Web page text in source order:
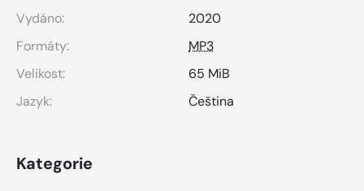
Vydáno:
2020
Formáty:
MP3
Velikost:
65 MiB
Jazyk:
Čeština
Kategorie